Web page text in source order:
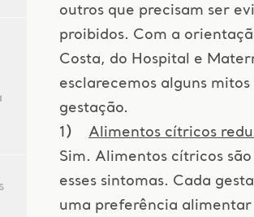
outros que precisam ser
proibidos. Com a
Costa, do Hospital e
esclarecemos alguns
gestação.
1) Alimentos cítricos
Sim. Alimentos cítricos
esses sintomas. Cada
uma preferência